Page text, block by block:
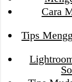
Cara
Tips